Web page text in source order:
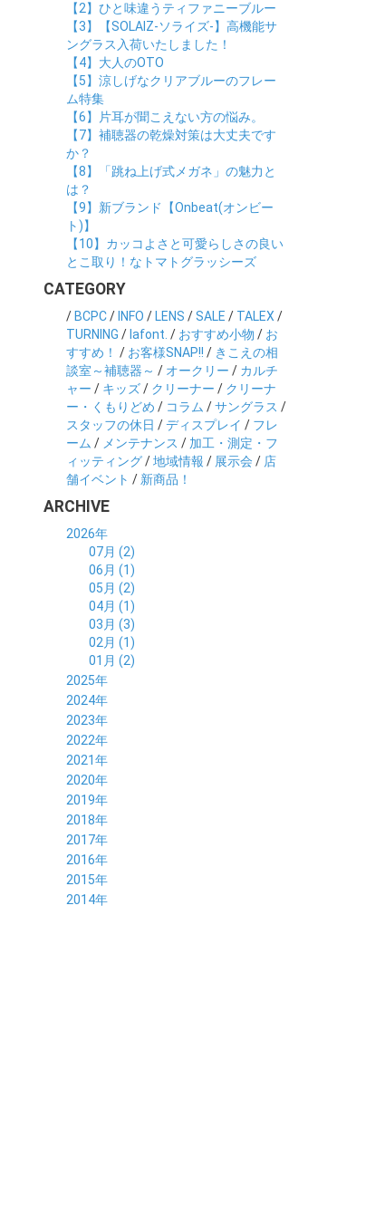
【2】ひと味違うティファニーブルー
【3】【SOLAIZ-ソライズ-】高機能サ
ングラス入荷いたしました！
【4】大人のOTO
【5】涼しげなクリアブルーのフレー
ム特集
【6】片耳が聞こえない方の悩み。
【7】補聴器の乾燥対策は大丈夫です
か？
【8】「跳ね上げ式メガネ」の魅力と
は？
【9】新ブランド【Onbeat(オンビー
ト)】
【10】カッコよさと可愛らしさの良い
とこ取り！なトマトグラッシーズ
CATEGORY
/ BCPC/ INFO / LENS /SALE / TALEX /
TURNING / lafont. / おすすめ小物 / お
すすめ！ / お客様SNAP!! / きこえの相
談室～補聴器～ / オークリー / カルチ
ャー / キッズ/ クリーナー / クリーナ
ー・くもりどめ / コラム /サングラス /
スタッフの休日 /ディスプレイ / フレ
ーム / メンテナンス / 加工・測定・フ
ィッティング/地域情報 / 展示会 / 店
舗イベント / 新商品！
ARCHIVE
2026年
07月 (2)
06月 (1)
05月 (2)
04月 (1)
03月 (3)
02月 (1)
01月 (2)
2025年
12月 (2)
11月 (2)
10月 (3)
09月 (3)
08月 (4)
07月 (4)
06月 (4)
05月 (4)
04月 (1)
03月 (3)
02月 (4)
01月 (4)
2024年
12月 (6)
11月 (5)
10月 (4)
09月 (6)
08月 (5)
07月 (5)
06月 (4)
05月 (3)
04月 (7)
03月 (5)
02月 (7)
2023年
12月 (5)
11月 (4)
10月 (5)
09月 (6)
08月 (7)
07月 (7)
06月 (7)
05月 (8)
04月 (8)
03月 (9)
2022年
12月 (9)
11月 (5)
10月 (8)
09月 (7)
08月 (5)
07月 (9)
06月 (10)
05月 (9)
04月 (7)
2021年
12月 (5)
11月 (5)
10月 (5)
09月 (5)
08月 (11)
07月 (4)
06月 (7)
05月 (8)
2020年
12月 (7)
11月 (6)
10月 (8)
09月 (10)
08月 (10)
07月 (7)
06月 (7)
2019年
12月 (8)
11月 (9)
10月 (9)
09月 (7)
08月 (8)
07月 (7)
2018年
12月 (8)
11月 (8)
10月 (7)
09月 (10)
08月 (8)
2017年
12月 (7)
11月 (8)
10月 (7)
2016年
12月 (9)
11月 (5)
2015年
12月 (9)
2014年